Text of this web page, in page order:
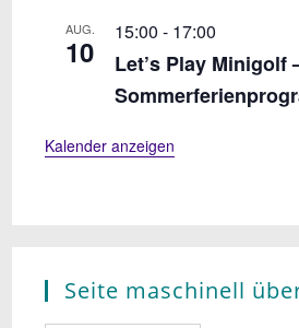
AUG.
10
15:00 - 17:00
Let’s Play Minigolf
Kalender anzeigen
Seite maschinell